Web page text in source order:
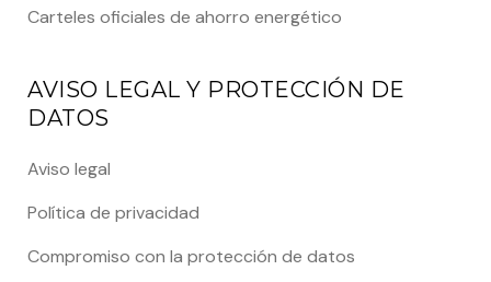
Carteles oficiales de ahorro energético
AVISO LEGAL Y PROTECCIÓN DE
DATOS
Aviso legal
Política de privacidad
Compromiso con la protección de datos